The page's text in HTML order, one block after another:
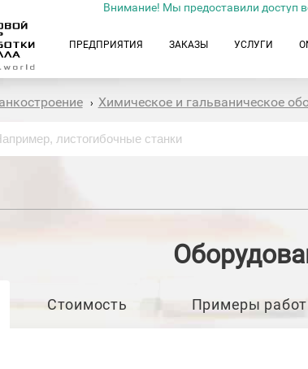
Внимание! Мы предоставили доступ
ПРЕДПРИЯТИЯ ЗАКАЗЫ УСЛУГИ
› Химическое и гальваническое
Стоимость Примеры работ